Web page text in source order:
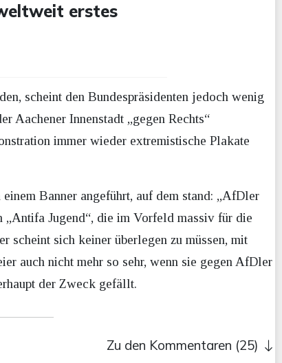
erstes
scheint den Bundespräsidenten jedoch wenig
Aachener Innenstadt „gegen Rechts“
immer wieder extremistische Plakate
Banner angeführt, auf dem stand: „AfDler
„Antifa Jugend“, die im Vorfeld massiv für die
scheint sich keiner überlegen zu müssen, mit
auch nicht mehr so sehr, wenn sie gegen AfDler
der Zweck gefällt.
Zu den Kommentaren (25)